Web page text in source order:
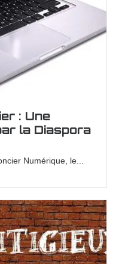
: Une
la Diaspora
Numérique, le...